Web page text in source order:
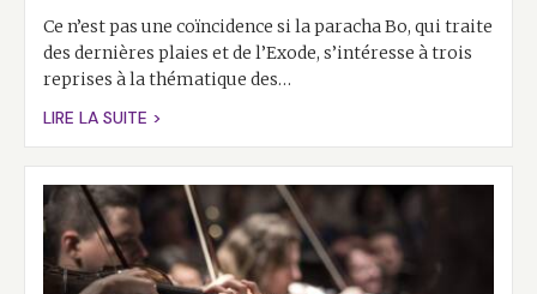
Ce n’est pas une coïncidence si la paracha Bo, qui traite
des dernières plaies et de l’Exode, s’intéresse à trois
reprises à la thématique des…
LIRE LA SUITE >